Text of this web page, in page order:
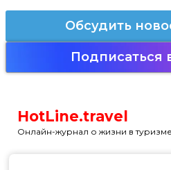
Обсудить
Подписаться
HotLine.travel
Онлайн-журнал о жизни в туризме